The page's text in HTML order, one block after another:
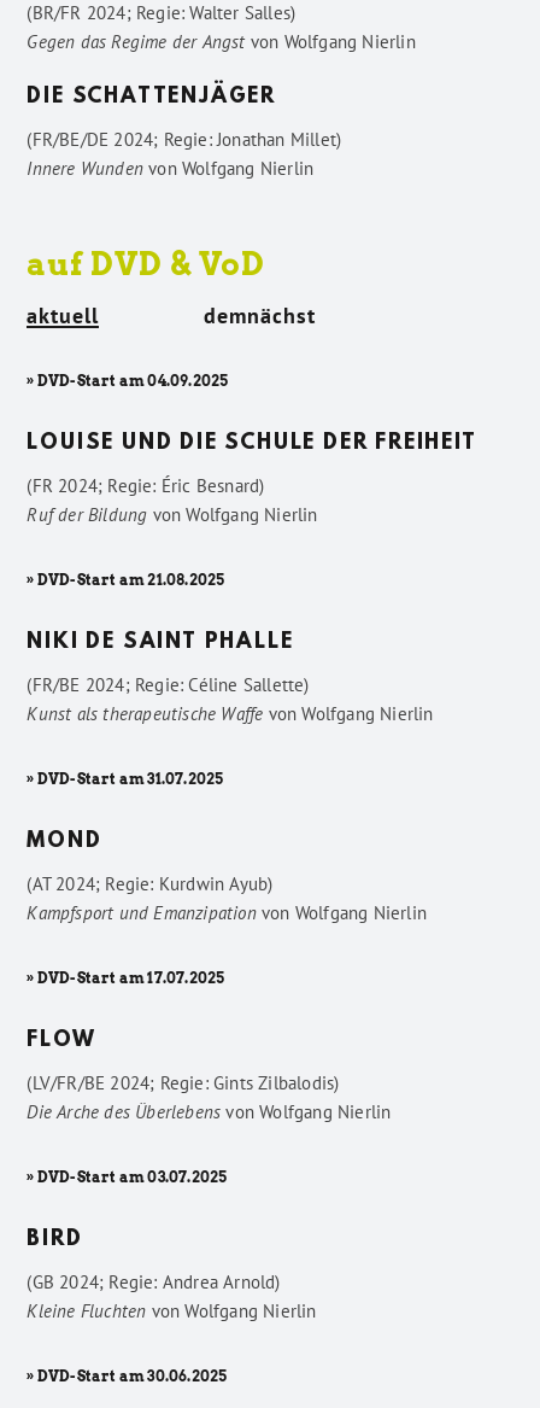
(BR/FR 2024; Regie: Walter Salles)
Gegen das Regime der Angstvon Wolfgang Nierlin
DIE SCHATTENJÄGER
(FR/BE/DE 2024; Regie: Jonathan Millet)
Innere Wunden vonWolfgang Nierlin
auf DVD & VoD
aktuell demnächst
» DVD-Start am 04.09.2025
LOUISE UND DIE SCHULE DER FREIHEIT
(FR 2024; Regie: Éric Besnard)
Ruf der Bildung vonWolfgang Nierlin
» DVD-Start am 21.08.2025
NIKI DE SAINT PHALLE
(FR/BE 2024; Regie: Céline Sallette)
Kunst als therapeutische Waffe vonWolfgang Nierlin
» DVD-Start am 31.07.2025
MOND
(AT 2024; Regie: Kurdwin Ayub)
Kampfsport und Emanzipationvon Wolfgang Nierlin
» DVD-Start am 17.07.2025
FLOW
(LV/FR/BE 2024; Regie: Gints Zilbalodis)
Die Arche des Überlebens vonWolfgang Nierlin
» DVD-Start am 03.07.2025
BIRD
(GB 2024; Regie: Andrea Arnold)
Kleine Fluchten vonWolfgang Nierlin
» DVD-Start am 30.06.2025